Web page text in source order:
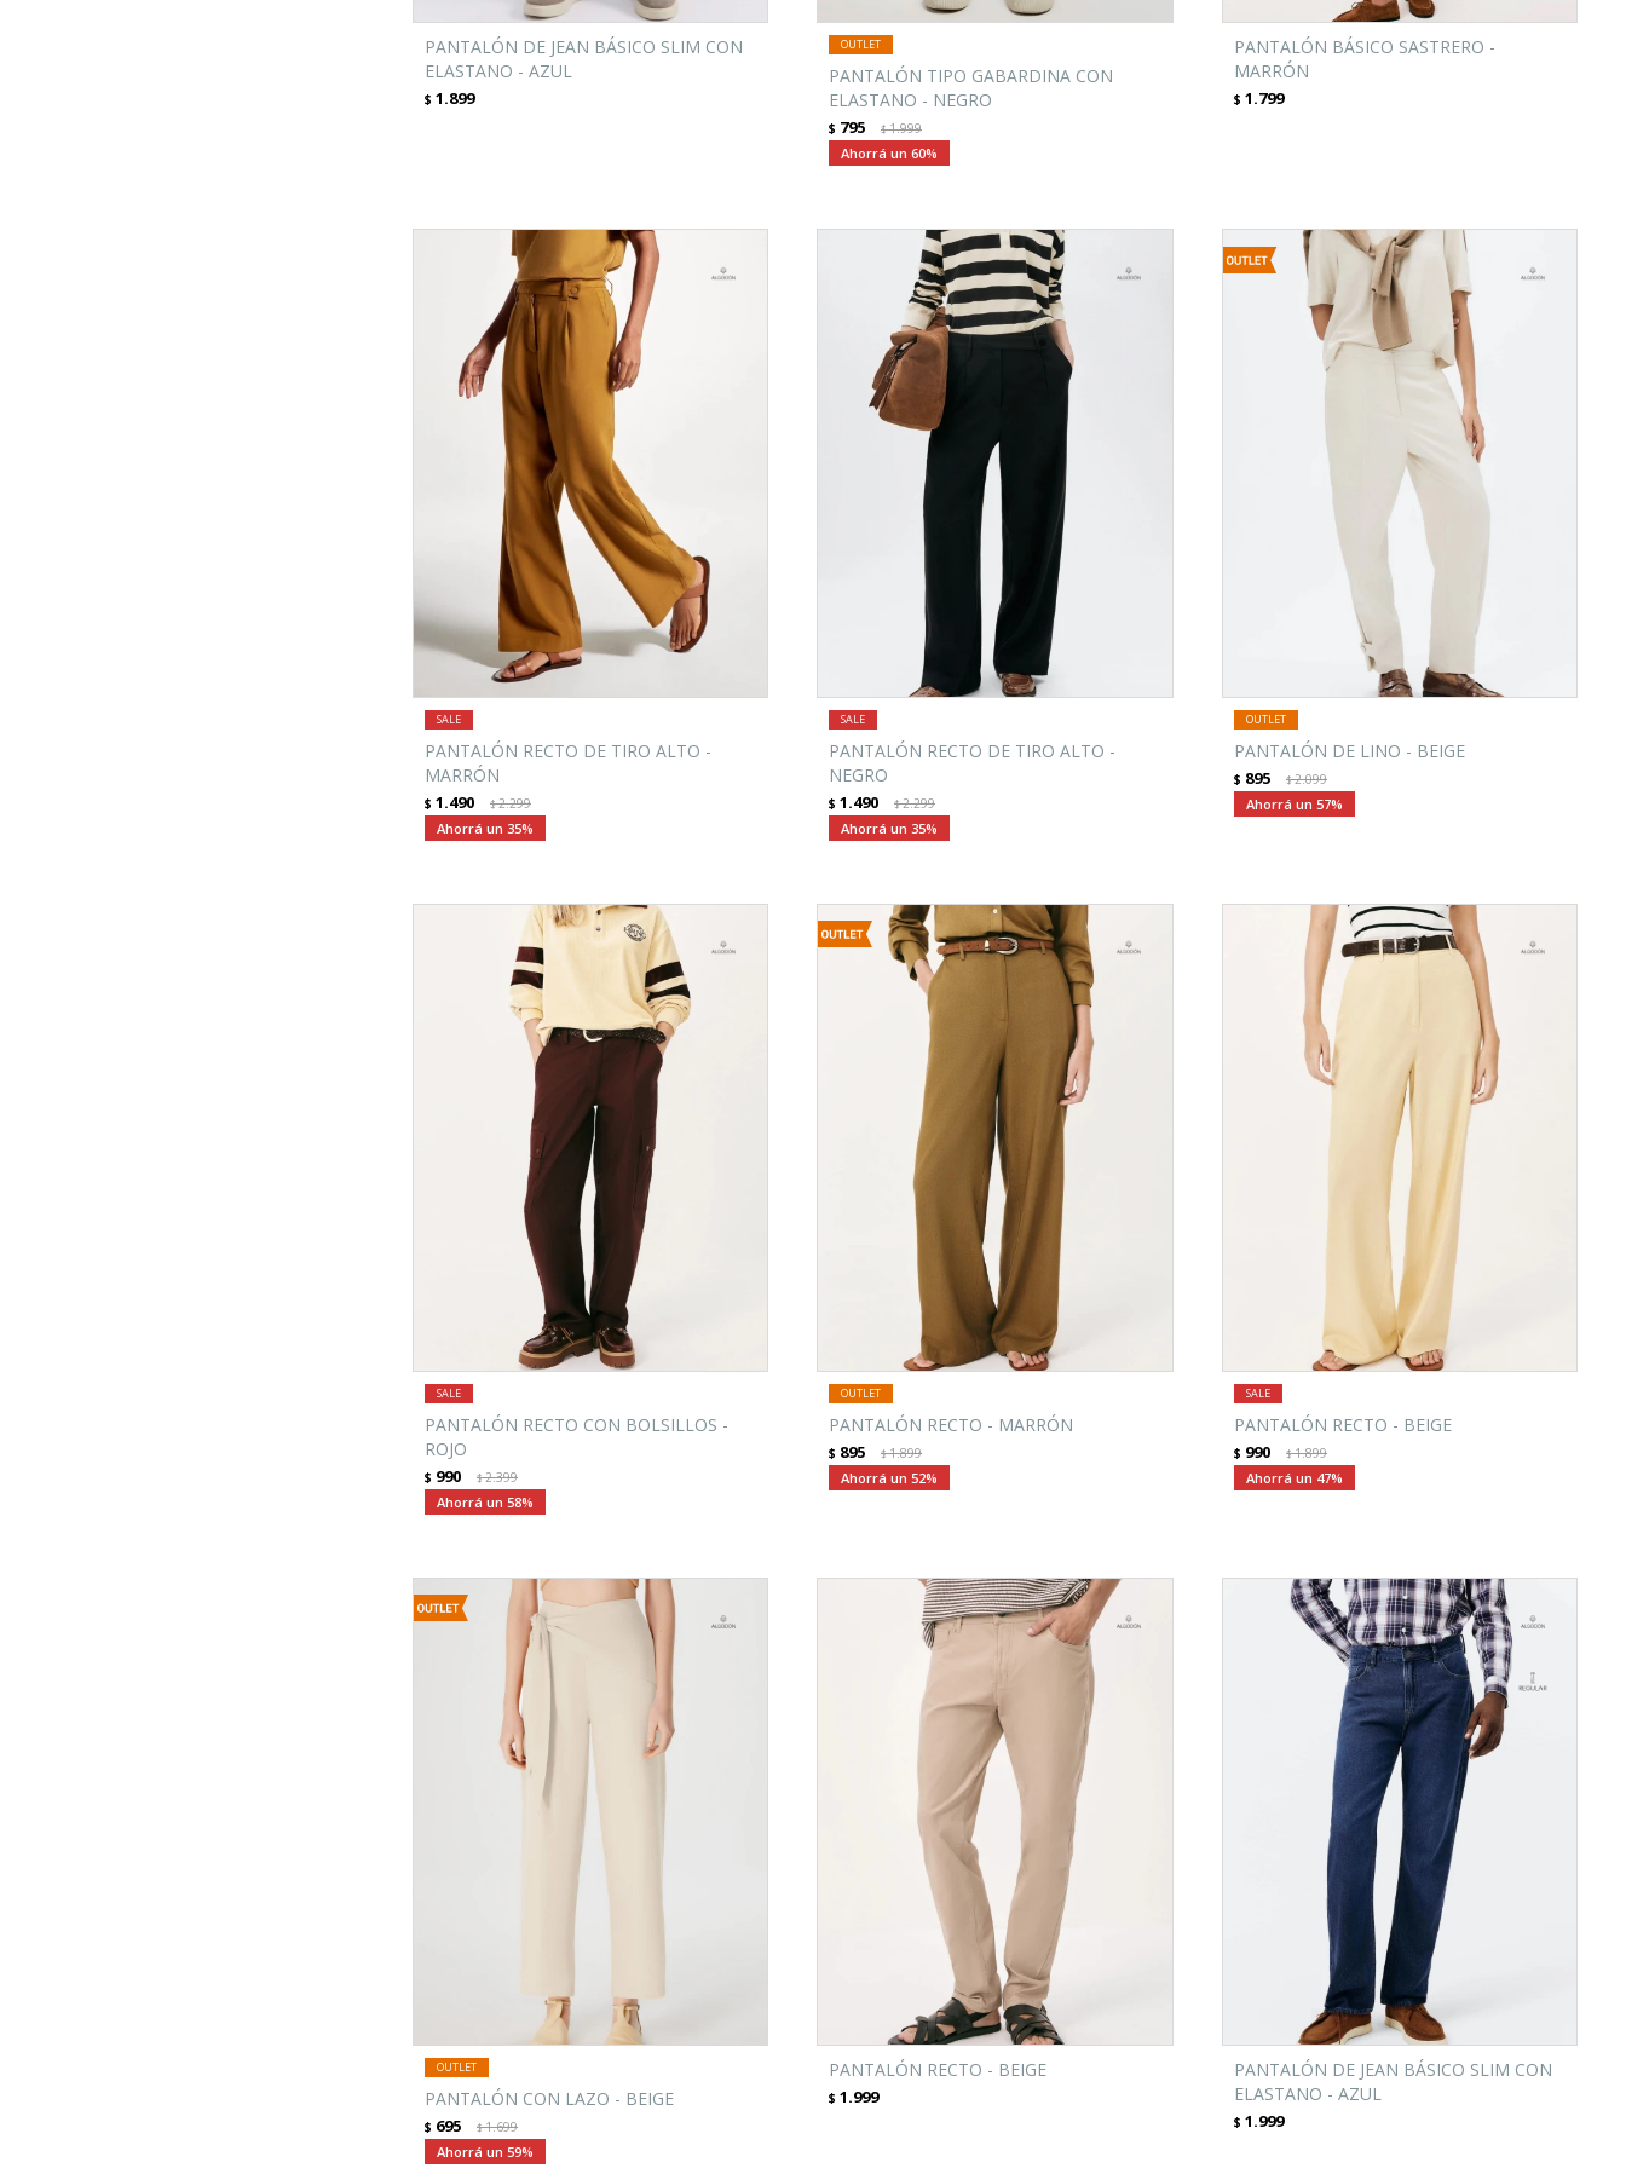
PANTALÓN DE JEAN BÁSICO SLIM CON
ELASTANO - AZUL
$ 1.899
PANTALÓN TIPO GABARDINA CON
ELASTANO - NEGRO
$ 795 $1.999
60
PANTALÓN BÁSICO SASTRERO -
MARRÓN
$ 1.799
PANTALÓN RECTO DE TIRO ALTO -
MARRÓN
$ 1.490 $2.299
35
PANTALÓN RECTO DE TIRO ALTO -
NEGRO
$ 1.490 $2.299
35
PANTALÓN DE LINO - BEIGE
$ 895 $2.099
57
PANTALÓN RECTO CON BOLSILLOS -
ROJO
$ 990 $2.399
58
PANTALÓN RECTO - MARRÓN
$ 895 $1.899
52
PANTALÓN RECTO - BEIGE
$ 990 $1.899
47
PANTALÓN CON LAZO - BEIGE
$ 695 $1.699
59
PANTALÓN RECTO - BEIGE
$ 1.999
PANTALÓN DE JEAN BÁSICO SLIM CON
ELASTANO - AZUL
$ 1.999